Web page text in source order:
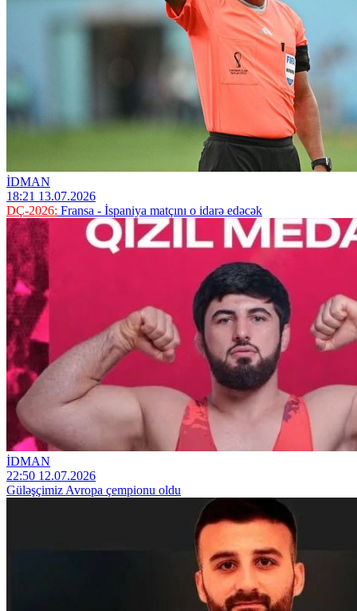
İDMAN
18:21 13.07.2026
DÇ-2026: Fransa - İspaniya matçını o idarə edəcək
İDMAN
22:50 12.07.2026
Güləşçimiz Avropa çempionu oldu